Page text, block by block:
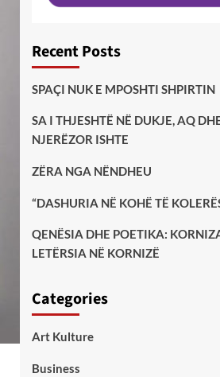
Recent Posts
SPAÇI NUK E MPOSHTI SHPIRTIN
SA I THJESHTË NË DUKJE, AQ
NJERËZOR ISHTE
ZËRA NGA NËNDHEU
“DASHURIA NË KOHË TË
QENËSIA DHE POETIKA:
LETËRSIA NË KORNIZË
Categories
Art Kulture
Business